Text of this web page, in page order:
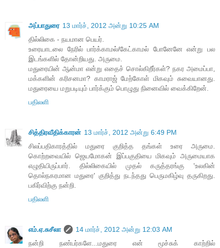
அப்பாதுரை 13 மார்ச், 2012 அன்று 10:25 AM
தில்லிகை - நயமான பெயர்.
உரையாடலை நேரில் பார்க்காமல்/கேட்காமல் போனேனே என்று பல
இடங்களில் தோன்றியது. அருமை.
மதுரையின் ஆன்மா என்று எதைச் சொல்கிறீர்கள்? நகர அமைப்பா,
மக்களின் கரிசனமா? காமராஜ் மேற்கோள் மிகவும் சுவையானது.
மதுரையை மறுபடியும் பார்க்கும் பொழுது நினைவில் வைக்கிறேன்.
பதிலளி
சித்திரவீதிக்காரன் 13 மார்ச், 2012 அன்று 6:49 PM
சிலப்பதிகாரத்தில் மதுரை குறித்த தங்கள் உரை அருமை.
கொற்றவையில் ஜெயமோகன் இப்பகுதியை மிகவும் அருமையாக
எழுதியிருப்பார். தில்லிகையில் முதல் கருத்தரங்கு 'உலகின்
தொல்நகரமான மதுரை' குறித்து நடந்தது பெருமகிழ்வு தருகிறது.
பகிர்விற்கு நன்றி.
பதிலளி
எம்.ஏ.சுசீலா
14 மார்ச், 2012 அன்று 12:03 AM
நன்றி நண்பர்களே...மதுரை என் மூச்சுக் காற்றில்